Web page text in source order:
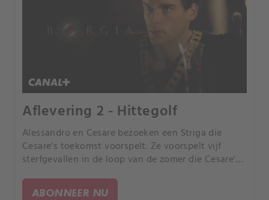
Aflevering 2 - Hittegolf
Alessandro en Cesare bezoeken een Striga die
Cesare's toekomst voorspelt. Ze voorspelt vijf
sterfgevallen in de loop van de zomer die Cesare's
ABONNEER NU